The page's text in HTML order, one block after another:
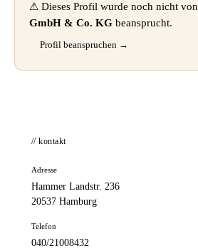
⚠ Dieses Profil wurde noch nicht von
GmbH & Co. KG beansprucht.
Profil beanspruchen →
// kontakt
Adresse
Hammer Landstr. 236
20537 Hamburg
Telefon
040/21008432